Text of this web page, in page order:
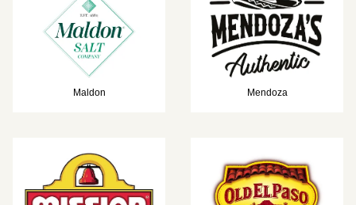
Maldon Mendoza